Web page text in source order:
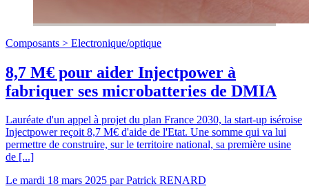
Composants > Electronique/optique
8,7 M€ pour aider Injectpower à
fabriquer ses microbatteries de DMIA
Lauréate d'un appel à projet du plan France 2030, la start-up iséroise
Injectpower reçoit 8,7 M€ d'aide de l'Etat. Une somme qui va lui
permettre de construire, sur le territoire national, sa première usine
de [...]
Le mardi 18 mars 2025 parPatrick RENARD